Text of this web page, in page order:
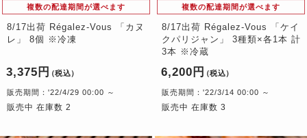
複数の配達期間が選べます
8/17出荷 Régalez-Vous 「カヌ
レ」 8個 ※冷凍
3,375円 （税込）
販売期間：'22/4/29 00:00 ～
販売中 在庫数 2
複数の配達期間が選べます
8/17出荷 Régalez-Vous 「ケイ
クパリジャン」 3種類×各1本 計
3本 ※冷蔵
6,200円 （税込）
販売期間：'22/3/14 00:00 ～
販売中 在庫数 3